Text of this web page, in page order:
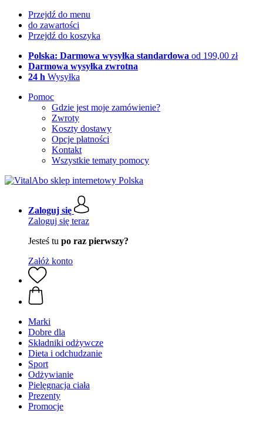
Przejdź do menu
do zawartości
Przejdź do koszyka
Polska: Darmowa wysyłka standardowa od 199,00 zł
Darmowa wysyłka zwrotna
24 h Wysyłka
Pomoc
Gdzie jest moje zamówienie?
Zwroty
Koszty dostawy
Opcje płatności
Kontakt
Wszystkie tematy pomocy
Zaloguj się
Zaloguj się teraz
Jesteś tu po raz pierwszy?
Załóż konto
Marki
Dobre dla
Składniki odżywcze
Dieta i odchudzanie
Sport
Odżywianie
Pielęgnacja ciała
Prezenty
Promocje